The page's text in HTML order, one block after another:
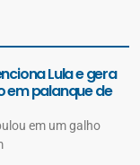
Lula e gera
palanque de
em um galho